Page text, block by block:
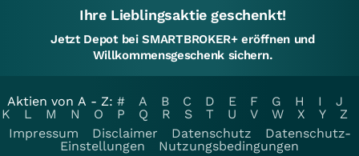
Ihre Lieblingsaktie geschenkt!
Jetzt Depot bei SMARTBROKER+ eröffnen und
Willkommensgeschenk sichern.
Aktien von A - Z: # A B C D E F G H I
J
K
L M N O P Q R S T U V W X Y
Z
Impressum
Disclaimer Datenschutz
Datenschutz-
Einstellungen
Nutzungsbedingungen